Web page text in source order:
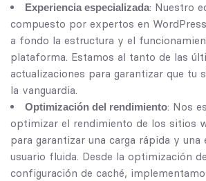
Experiencia especializada: Nuestro
compuesto por expertos en
a fondo la estructura y el
plataforma. Estamos al tanto de las
actualizaciones para garantizar que tu
la vanguardia.
Optimización del rendimiento: Nos
optimizar el rendimiento de los sitios
para garantizar una carga rápida y una
usuario fluida. Desde la optimización
configuración de caché,